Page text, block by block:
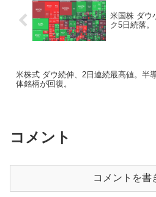
米国株 ダウ
ク5日続落。
米株式 ダウ続伸、2日連続最高値。半
体銘柄が回復。
コメント
コメントを書